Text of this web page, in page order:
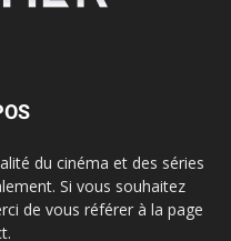
du cinéma et des séries
Si vous souhaitez
de vous référer à la page